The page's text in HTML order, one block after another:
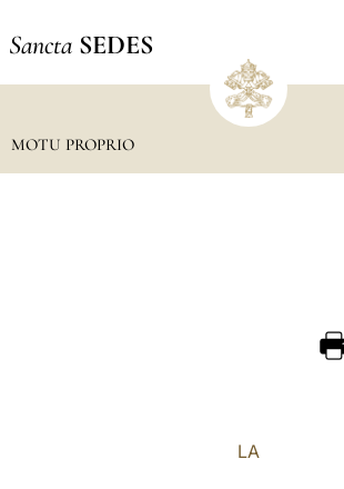
Sancta SEDES
MOTU PROPRIO
LA